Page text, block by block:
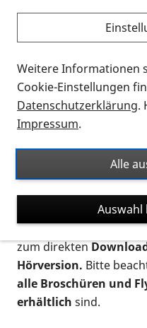
Sie möchten wissen,
suchen und dieses
können? Schauen Sie
Thema Infomaterial auf
für blinde und
Auf dieser Seite finden
Ort. Nutzen Sie den
nach Flyern und
suchen. Die meisten
verschiedenen
postalischen
zum direkten
Hörversion. Bitte
alle Broschüren und
erhältlich sind.
Weitere Informationen
Cookie-Einstellungen
Datenschutzerklärung.
Impressum.
Alle
Auswahl